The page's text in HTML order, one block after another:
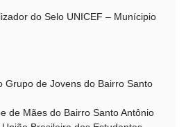
do Selo UNICEF – Munícipio
Grupo de Jovens do Bairro Santo
de Mães do Bairro Santo Antônio